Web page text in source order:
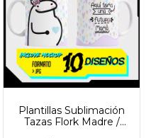
Plantillas Sublimación
Tazas Flork Madre /